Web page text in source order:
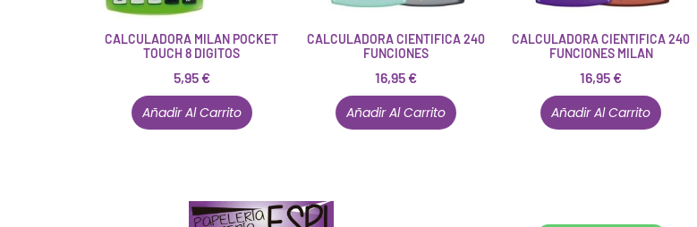
CALCULADORA MILAN POCKET
TOUCH 8 DIGITOS
5,95 €
Añadir Al Carrito
CALCULADORA CIENTIFICA 240
FUNCIONES
16,95 €
Añadir Al Carrito
CALCULADORA CIENTIFICA 240
FUNCIONES MILAN
16,95 €
Añadir Al Carrito